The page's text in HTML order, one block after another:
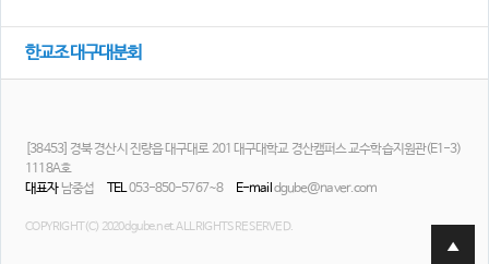
한교조 대구대분회
[38453] 경북 경산시 진량읍 대구대로 201 대구대학교 경산캠퍼스 교수학습지원관(E1-3)
1118A호
대표자남중섭 TEL053-850-5767~8 E-mail dgube@naver.com
COPYRIGHT(C) 2020 dgube.net. ALL RIGHTS RESERVED.